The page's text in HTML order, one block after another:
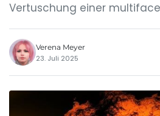
Vertuschung einer
Verena Meyer
23. Juli 2025